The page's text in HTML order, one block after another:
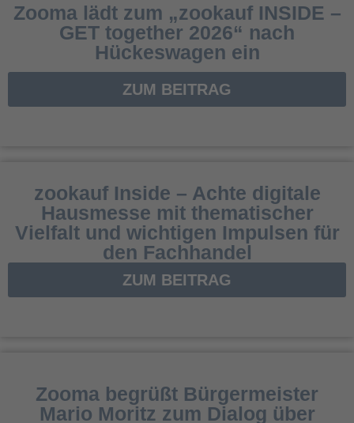
Zooma lädt zum „zookauf INSIDE –
GET together 2026“ nach
Hückeswagen ein
ZUM BEITRAG
zookauf Inside – Achte digitale
Hausmesse mit thematischer
Vielfalt und wichtigen Impulsen für
den Fachhandel
ZUM BEITRAG
Zooma begrüßt Bürgermeister
Mario Moritz zum Dialog über